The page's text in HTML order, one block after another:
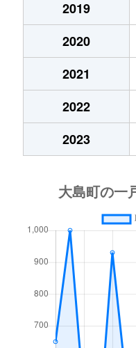
2019
2020
2021
2022
2023